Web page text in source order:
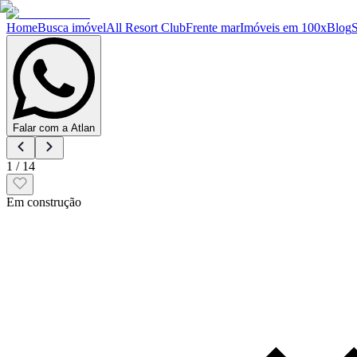
HomeBusca imóvelAll Resort ClubFrente marImóveis em 100xBlog
Falar com a Atlan
1 / 14
Em construção